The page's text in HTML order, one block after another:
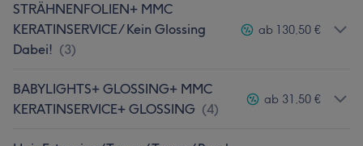
STRÄHNENFOLIEN+ MMC
KERATINSERVICE/ Kein Glossing
Dabei! (3)
ab 130,50 €
BABYLIGHTS+ GLOSSING+ MMC
KERATINSERVICE+ GLOSSING (4)
ab 31,50 €